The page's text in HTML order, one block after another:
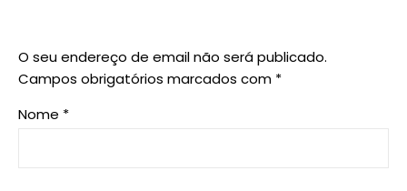
O seu endereço de email não será publicado.
Campos obrigatórios marcados com *
Nome *